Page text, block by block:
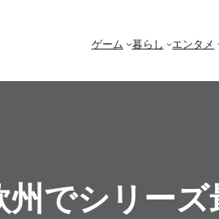
ゲーム 暮らし エンタメ
州でシリーズ